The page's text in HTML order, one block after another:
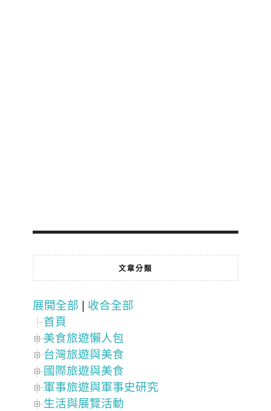
文章分類
展開全部
收合全部
首頁
美食旅遊懶人包
台灣旅遊與美食
國際旅遊與美食
軍事旅遊與軍事史研究
生活與展覽活動